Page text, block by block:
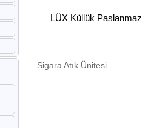
LÜX Küllük Paslanmaz
Sigara Atık Ünitesi